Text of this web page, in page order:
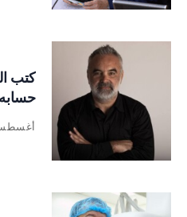
كتب
أغسطس 7,